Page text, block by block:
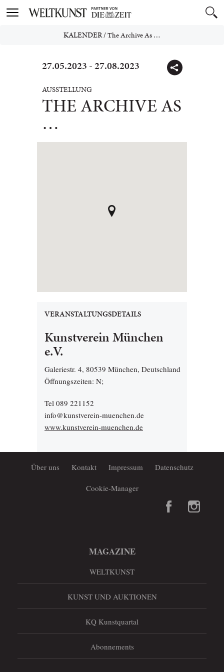
Toggle
KALENDER/The Archive As …
27.05.2023 - 27.08.2023
AUSSTELLUNG
THE ARCHIVE AS
…
VERANSTALTUNGSDETAILS
Kunstverein München
e.V.
Galeriestr. 4, 80539 München, Deutschland
Öffnungszeiten: N;
Tel 089 221152
info@kunstverein-muenchen.de
www.kunstverein-muenchen.de
Über uns Kontakt Impressum Datenschutz
Cookie-Manager
MAGAZINE
WELTKUNST
KUNST UND AUKTIONEN
KQ Kunstquartal
Abonnements